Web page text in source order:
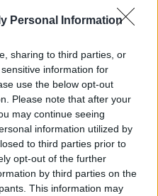
Personal Information
sharing to third parties, or
information for
use the below opt-out
Please note that after your
may continue seeing
information utilized by
to third parties prior to
opt-out of the further
by third parties on the
This information may